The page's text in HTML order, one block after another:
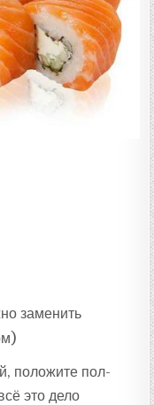
заменить
положите пол-
это дело